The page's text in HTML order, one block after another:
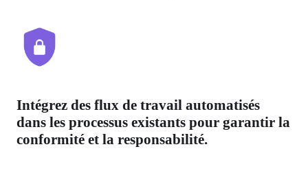
Intégrez des flux de travail automatisés
dans les processus existants pour garantir la
conformité et la responsabilité.